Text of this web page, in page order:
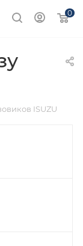
0
ISUZU